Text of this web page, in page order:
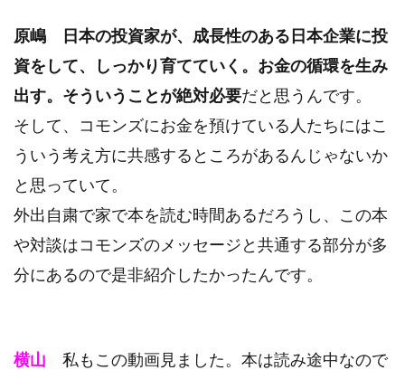
原嶋
日本の投資家が、成長性のある日本企業に投
資をして、しっかり育てていく。お金の循環を生み
出す。そういうことが絶対必要だと思うんです。
そして、コモンズにお金を預けている人たちにはこ
ういう考え方に共感するところがあるんじゃないか
と思っていて。
外出自粛で家で本を読む時間あるだろうし、この本
や対談はコモンズのメッセージと共通する部分が多
分にあるので是非紹介したかったんです。
横山 私もこの動画見ました。本は読み途中なので